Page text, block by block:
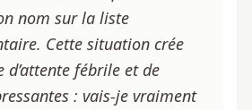
nom sur la liste
Cette situation crée
d’attente fébrile et de
: vais-je vraiment